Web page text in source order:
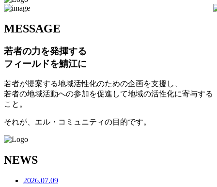
MESSAGE
若者の力を発揮する
フィールドを鯖江に
若者が提案する地域活性化のための企画を支援し、
若者の地域活動への参加を促進して地域の活性化に寄与する
こと。
それが、エル・コミュニティの目的です。
NEWS
2026.07.09